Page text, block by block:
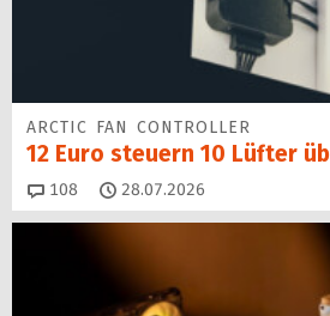
ARCTIC FAN CONTROLLER
12 Euro steuern 10 Lüfter
108 Kommentare
28.07.2026